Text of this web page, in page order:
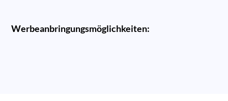
Werbeanbringungsmöglichkeiten: